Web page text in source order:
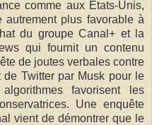
comme aux États-Unis,
autrement plus favorable à
du groupe Canal+ et la
qui fournit un contenu
de joutes verbales contre
Twitter par Musk pour le
favorisent les
Une enquête
vient de démontrer que le